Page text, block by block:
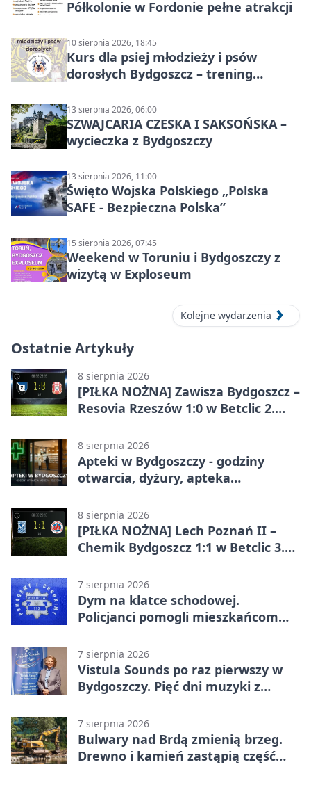
Półkolonie w Fordonie pełne atrakcji
10 sierpnia 2026, 18:45
Kurs dla psiej młodzieży i psów
dorosłych Bydgoszcz – trening
13 sierpnia 2026, 06:00
SZWAJCARIA CZESKA I SAKSOŃSKA –
wycieczka z Bydgoszczy
13 sierpnia 2026, 11:00
Święto Wojska Polskiego „Polska
SAFE - Bezpieczna Polska”
15 sierpnia 2026, 07:45
Weekend w Toruniu i Bydgoszczy z
wizytą w Exploseum
Kolejne wydarzenia
Ostatnie Artykuły
8 sierpnia 2026
[PIŁKA NOŻNA] Zawisza Bydgoszcz –
Resovia Rzeszów 1:0 w Betclic 2.
8 sierpnia 2026
Apteki w Bydgoszczy - godziny
otwarcia, dyżury, apteka
8 sierpnia 2026
[PIŁKA NOŻNA] Lech Poznań II –
Chemik Bydgoszcz 1:1 w Betclic 3.
Bydgoszczanie wywieźli punkt z
Wronek
7 sierpnia 2026
Dym na klatce schodowej.
Policjanci pomogli mieszkańcom
7 sierpnia 2026
Vistula Sounds po raz pierwszy w
Bydgoszczy. Pięć dni muzyki z
7 sierpnia 2026
Bulwary nad Brdą zmienią brzeg.
Drewno i kamień zastąpią część